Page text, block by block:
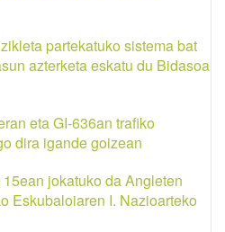
partekatuko sistema bat
azterketa eskatu du Bidasoa
eta GI-636an trafiko
dira igande goizean
jokatuko da Angleten
Eskubaloiaren I. Nazioarteko